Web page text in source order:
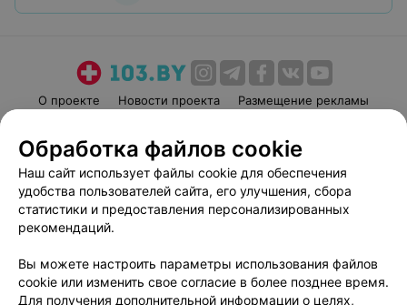
О проекте Новости проекта
Размещение рекламы
Пользовательское соглашение
Способы оплаты
Вакансии
Партнеры
Написать руководителю 103.by
Обработка персональных данных
Обработка файлов cookie
Наш сайт использует файлы cookie для обеспечения
удобства пользователей сайта, его улучшения, сбора
статистики и предоставления персонализированных
рекомендаций.
Вы можете настроить параметры использования файлов
cookie или изменить свое согласие в более позднее время.
Для получения дополнительной информации о целях,